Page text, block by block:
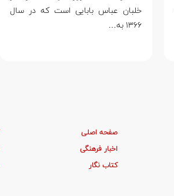
خلبان عباس بابایی است که در سال
۱۳۶۶ به…
صفحه اصلی
اخبار فرهنگی
کتاب نگار